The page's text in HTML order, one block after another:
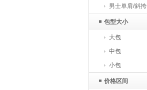
男士单肩/斜
包型大小
大包
中包
小包
价格区间